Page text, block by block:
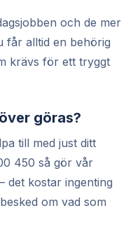
och de mer
får alltid en behörig
krävs för ett tryggt
göras?
till med just ditt
450 så gör vår
det kostar ingenting
om vad som